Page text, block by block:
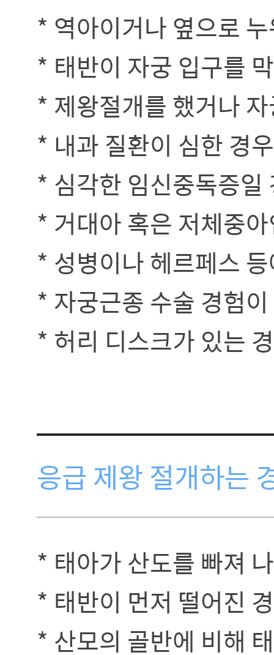
* 역아이거나 옆으로
* 태반이 자궁 입구를
* 제왕절개를 했거나
* 내과 질환이 심한 경우
* 심각한 임신중독증일
* 거대아 혹은 저체중
* 성병이나 헤르페스
* 자궁근종 수술 경험
* 허리 디스크가 있는
응급 제왕 절개하는
* 태아가 산도를 빠져
* 태반이 먼저 떨어진
* 산모의 골반에 비해